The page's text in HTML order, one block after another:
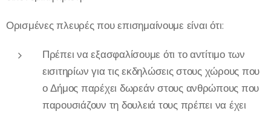
Ορισμένες πλευρές που επισημαίνουμε είναι ότι:
Πρέπει να εξασφαλίσουμε ότι το αντίτιμο των
εισιτηρίων για τις εκδηλώσεις στους χώρους που
ο Δήμος παρέχει δωρεάν στους ανθρώπους που
παρουσιάζουν τη δουλειά τους πρέπει να έχει